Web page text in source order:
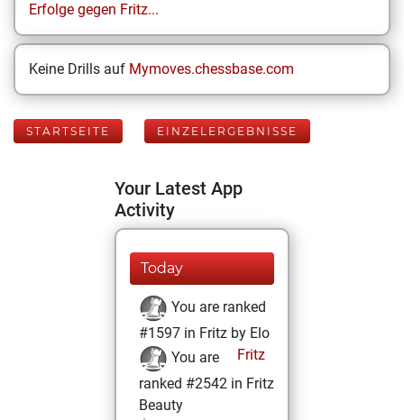
Erfolge gegen Fritz...
Keine Drills auf Mymoves.chessbase.com
STARTSEITE EINZELERGEBNISSE
Your Latest App
Activity
Today
You are ranked
#1597 in Fritz by Elo
Fritz
You are
ranked #2542 in Fritz
Beauty